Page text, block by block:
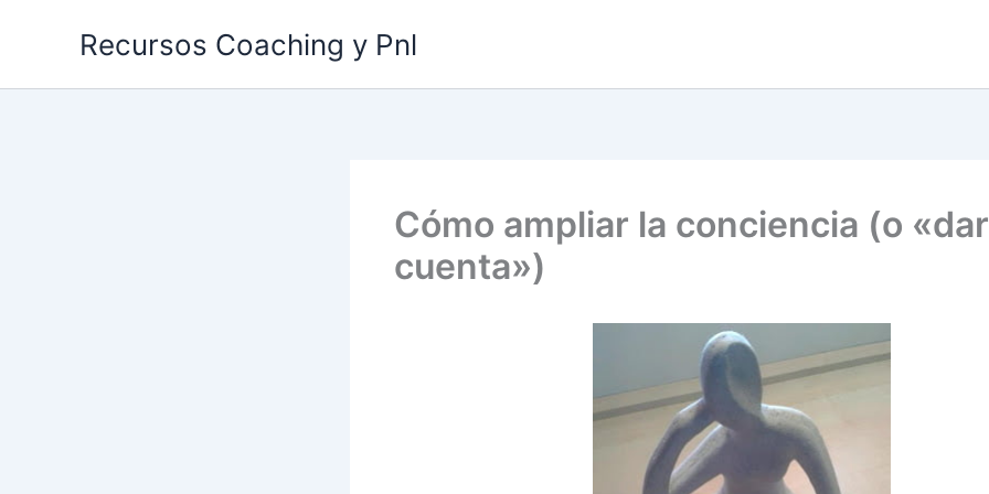
Recursos Coaching y Pnl
Cómo ampliar la conciencia (o
cuenta»)